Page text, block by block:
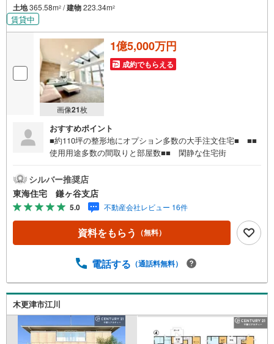
土地365.58m2 /建物223.34m2
賃貸中
画像21枚
1億5,000万円
成約でもらえる
おすすめポイント
■約110坪の整形地にオプション多数の大手注文住宅■ ■■
使用用途多数の間取りと部屋数■■ 閑静な住宅街
シルバー推奨店
東海住宅 鎌ヶ谷支店
5.0 不動産会社レビュー 16件
資料をもらう （無料）
電話する （通話料無料）
木更津市江川